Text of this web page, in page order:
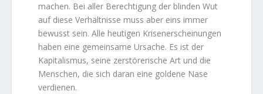
machen. Bei aller Berechtigung der blinden Wut
auf diese Verhältnisse muss aber eins immer
bewusst sein. Alle heutigen Krisenerscheinungen
haben eine gemeinsame Ursache. Es ist der
Kapitalismus, seine zerstörerische Art und die
Menschen, die sich daran eine goldene Nase
verdienen.